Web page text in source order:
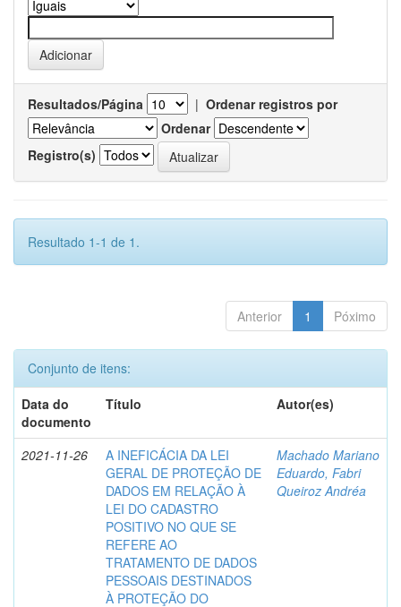
Resultados/Página | Ordenar registros por
Ordenar
Registro(s)
Resultado 1-1 de 1.
Anterior 1 Póximo
Conjunto de itens:
Data do
documento
Título Autor(es)
2021-11-26
A INEFICÁCIA DA LEI
GERAL DE PROTEÇÃO DE
DADOS EM RELAÇÃO À
LEI DO CADASTRO
POSITIVO NO QUE SE
REFERE AO
TRATAMENTO DE DADOS
PESSOAIS DESTINADOS
À PROTEÇÃO DO
Machado Mariano
Eduardo, Fabri
Queiroz Andréa